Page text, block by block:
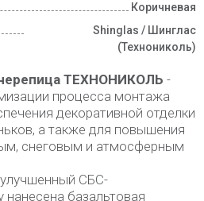
Коричневая
Shinglas / Шинглас
(Технониколь)
ТЕХНОНИКОЛЬ -
процесса монтажа
декоративной отделки
а также для повышения
снеговым и атмосферным
СБС-
базальтовая